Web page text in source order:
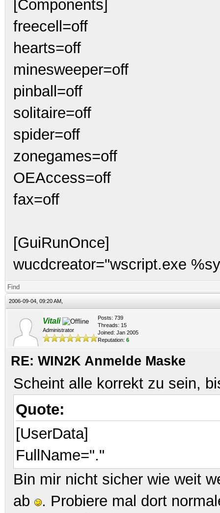
[Components]
freecell=off
hearts=off
minesweeper=off
pinball=off
solitaire=off
spider=off
zonegames=off
OEAccess=off
fax=off
[GuiRunOnce]
wucdcreator="wscript.exe
Find
2006-09-04, 09:20 AM,
Vitali
Administrator
Posts: 739
Threads: 15
Joined: Jan 2005
Reputation: 6
RE: WIN2K Anmelde Maske
Scheint alle korrekt zu sein,
Quote:
[UserData]
FullName="."
Bin mir nicht sicher wie weit
ab
. Probiere mal dort